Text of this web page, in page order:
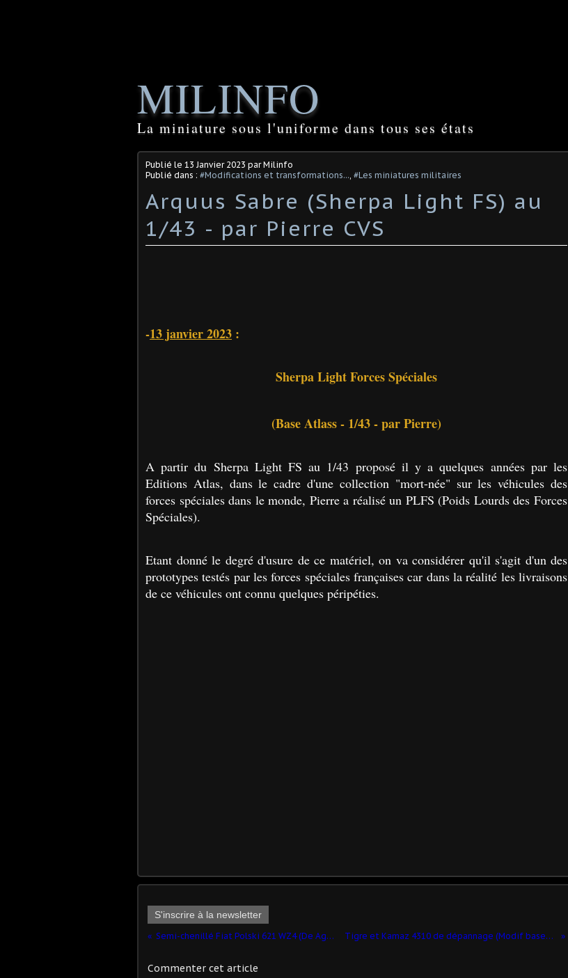
MILINFO
La miniature sous l'uniforme dans tous ses états
Publié le 13 Janvier 2023 par Milinfo
Publié dans : #Modifications et transformations..., #Les miniatures militaires
Arquus Sabre (Sherpa Light FS) au
1/43 - par Pierre CVS
-13 janvier 2023 :
Sherpa Light Forces Spéciales
(Base Atlass - 1/43 - par Pierre)
A partir du Sherpa Light FS au 1/43 proposé il y a quelques années par les
Editions Atlas, dans le cadre d'une collection "mort-née" sur les véhicules des
forces spéciales dans le monde, Pierre a réalisé un PLFS (Poids Lourds des Forces
Spéciales).
Etant donné le degré d'usure de ce matériel, on va considérer qu'il s'agit d'un des
prototypes testés par les forces spéciales françaises car dans la réalité les livraisons
de ce véhicules ont connu quelques péripéties.
S'inscrire à la newsletter
​Semi-chenillé Fiat Polski 621 WZ4 (De Agostini - 1/43 - par Hervé C.) ​ Tigre et Kamaz 4310 de dépannage (Modif bases Solido et Elecon - par Paul R.) ​
Commenter cet article